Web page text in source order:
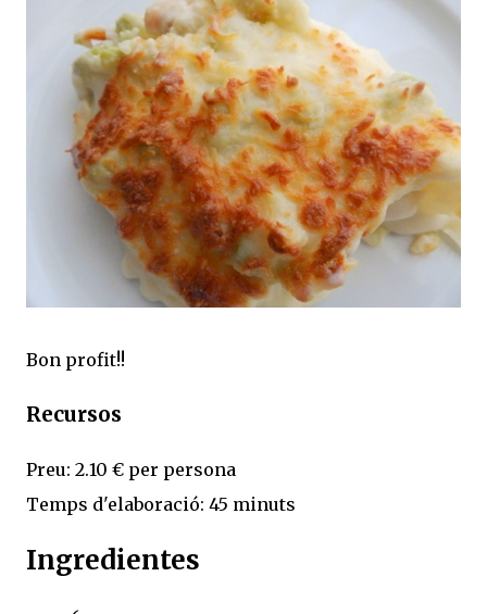
Bon profit!!
Recursos
Preu: 2.10 € per persona
Temps d'elaboració: 45 minuts
Ingredientes